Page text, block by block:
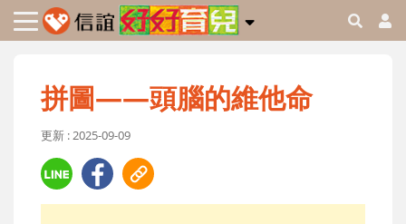
拼圖——頭腦的維他命
更新 : 2025-09-09